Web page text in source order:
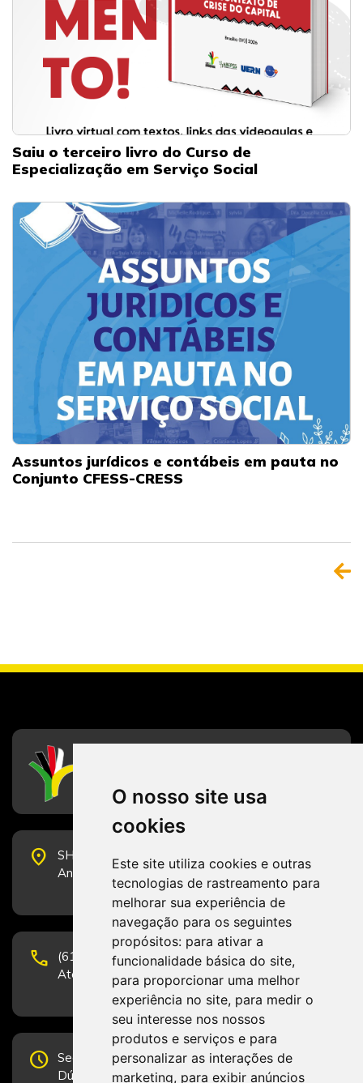
O nosso site usa
cookies
Este site utiliza cookies e outras
tecnologias de rastreamento para
melhorar sua experiência de
navegação para os seguintes
propósitos: para ativar a
funcionalidade básica do site,
para proporcionar uma melhor
experiência no site, para medir o
seu interesse nos nossos
produtos e serviços e para
personalizar as interações de
marketing, para exibir anúncios
Saiu o terceiro livro do Curso de
Especialização em Serviço Social
Assuntos jurídicos e contábeis em pauta no
Conjunto CFESS-CRESS
place
SHS Quadra 6, Bloco E, Complexo Brasil 21, 20º
Andar, Sala 2001 - CEP 70322-915 - Brasília/DF
phone
(61) 3223-1652 e (61) 98131-3801.
Atendimento por telefone em horário comercial
schedule Segunda-feira a Sexta-feira de 12h às 19h.
Dúvidas e sugestões pelo Fale Conosco.